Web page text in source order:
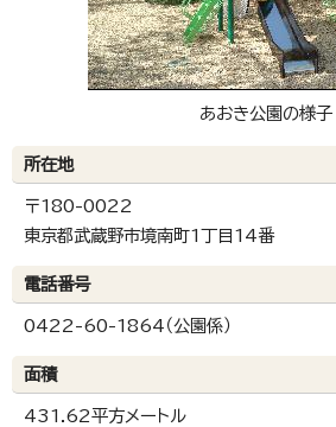
あおき公園の様子
所在地
〒180-0022
東京都武蔵野市境南町1丁目14番
電話番号
0422-60-1864（公園係）
面積
431.62平方メートル